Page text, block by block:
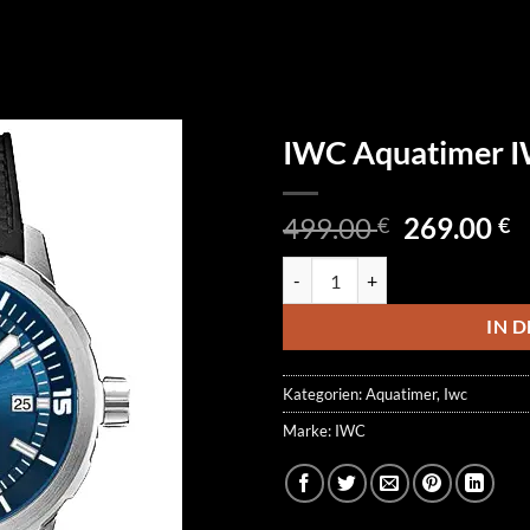
IWC Aquatimer
499.00€
499.00 €
269.00€
IN
Kategorien:Aquatimer, Iwc
Marke: IWC